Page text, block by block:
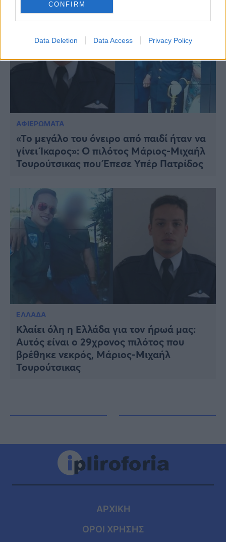
CONFIRM
Data Deletion Data Access Privacy Policy
ΑΦΙΕΡΩΜΑΤΑ
«Το μεγάλο του όνειρο από παιδί ήταν να
γίνει Ίκαρος»: Ο πιλότος Μάριος-Μιχαήλ
Τουρούτσικας που Έπεσε Υπέρ Πατρίδος
ΕΛΛΑΔΑ
Κλαίει όλη η Ελλάδα για τον ήρωά μας:
Αυτός είναι ο 29χρονος πιλότος που
βρέθηκε νεκρός, Μάριος-Μιχαήλ
Τουρούτσικας
ΑΡΧΙΚΗ
ΟΡΟΙ ΧΡΗΣΗΣ